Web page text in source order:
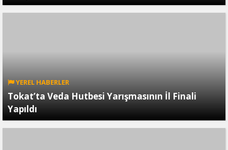
YEREL HABERLER
Tokat’ta Veda Hutbesi Yarışmasının İl Finali
Yapıldı